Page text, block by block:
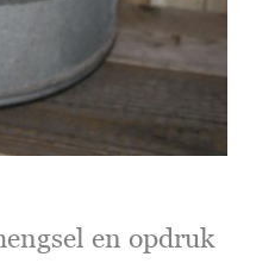
en opdruk